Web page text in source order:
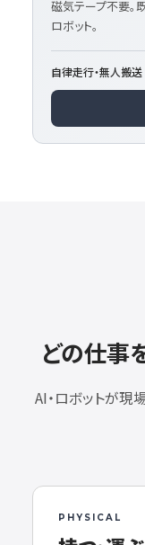
磁気テープ不要。
ロボット。
自律走行・無人搬送
どの仕事
AI・ロボットが現
PHYSICAL